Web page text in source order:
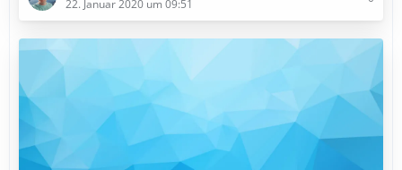
22. Januar 2020 um 09:51